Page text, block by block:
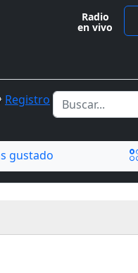
Radio
en vivo
Registro
gustado